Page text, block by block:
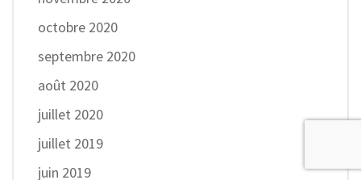
octobre 2020
septembre 2020
août 2020
juillet 2020
juillet 2019
juin 2019